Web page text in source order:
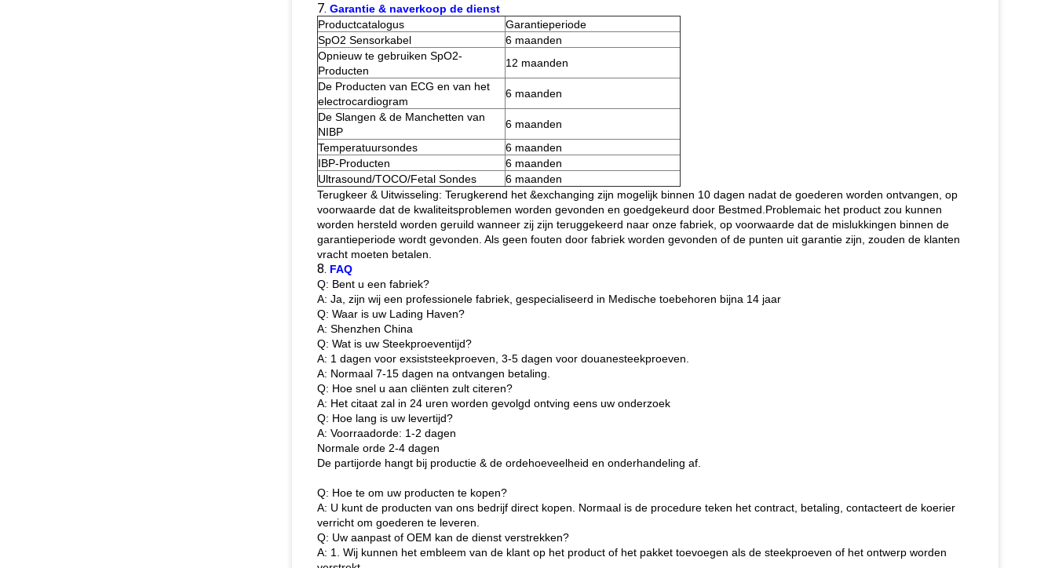
7. Garantie & naverkoop de dienst
Productcatalogus
Garantieperiode
SpO2 Sensorkabel
6 maanden
Opnieuw te gebruiken SpO2-
Producten
12 maanden
De Producten van ECG en van het
electrocardiogram
6 maanden
De Slangen & de Manchetten van
NIBP
6 maanden
Temperatuursondes
6 maanden
IBP-Producten
6 maanden
Ultrasound/TOCO/Fetal Sondes
6 maanden
Terugkeer & Uitwisseling: Terugkerend het &exchanging zijn mogelijk binnen 10 dagen nadat de goederen worden ontvangen, op
voorwaarde dat de kwaliteitsproblemen worden gevonden en goedgekeurd door Bestmed.Problemaic het product zou kunnen
worden hersteld worden geruild wanneer zij zijn teruggekeerd naar onze fabriek, op voorwaarde dat de mislukkingen binnen de
garantieperiode wordt gevonden. Als geen fouten door fabriek worden gevonden of de punten uit garantie zijn, zouden de klanten
vracht moeten betalen.
8. FAQ
Q: Bent u een fabriek?
A: Ja, zijn wij een professionele fabriek, gespecialiseerd in Medische toebehoren bijna 14 jaar
Q: Waar is uw Lading Haven?
A: Shenzhen China
Q: Wat is uw Steekproeventijd?
A: 1 dagen voor exsiststeekproeven, 3-5 dagen voor douanesteekproeven.
A: Normaal 7-15 dagen na ontvangen betaling.
Q: Hoe snel u aan cliënten zult citeren?
A: Het citaat zal in 24 uren worden gevolgd ontving eens uw onderzoek
Q: Hoe lang is uw levertijd?
A: Voorraadorde: 1-2 dagen
Normale orde 2-4 dagen
De partijorde hangt bij productie & de ordehoeveelheid en onderhandeling af.
Q: Hoe te om uw producten te kopen?
A: U kunt de producten van ons bedrijf direct kopen. Normaal is de procedure teken het contract, betaling, contacteert de koerier
verricht om goederen te leveren.
Q: Uw aanpast of OEM kan de dienst verstrekken?
A: 1. Wij kunnen het embleem van de klant op het product of het pakket toevoegen als de steekproeven of het ontwerp worden